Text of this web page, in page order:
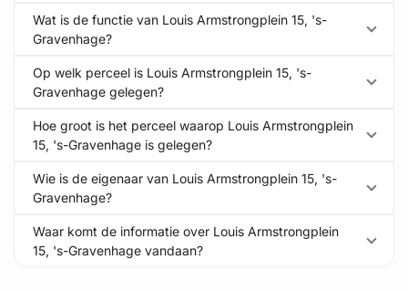
Wat is de functie van Louis Armstrongplein 15, 's-
Gravenhage?
Op welk perceel is Louis Armstrongplein 15, 's-
Gravenhage gelegen?
Hoe groot is het perceel waarop Louis Armstrongplein
15, 's-Gravenhage is gelegen?
Wie is de eigenaar van Louis Armstrongplein 15, 's-
Gravenhage?
Waar komt de informatie over Louis Armstrongplein
15, 's-Gravenhage vandaan?